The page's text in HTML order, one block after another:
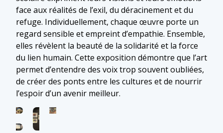
face aux réalités de l’exil, du déracinement et du
refuge. Individuellement, chaque œuvre porte un
regard sensible et empreint d’empathie. Ensemble,
elles révèlent la beauté de la solidarité et la force
du lien humain. Cette exposition démontre que l’art
permet d’entendre des voix trop souvent oubliées,
de créer des ponts entre les cultures et de nourrir
l’espoir d’un avenir meilleur.